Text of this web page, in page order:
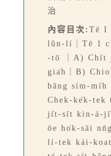
治
內容目次: Tē I
lûn-lí｜Tē 1
-tō͘ ｜A) Chi̍t
gia̍h｜B)
bāng sím-mi̍h
Chek-ke̍k-tek
ji̍t-si̍t kin-á-ji̍t
ōe ho̍k-sāi
lí-tek kái-